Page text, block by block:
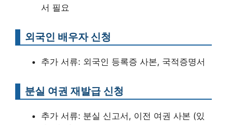
서 필요
외국인 배우자 신청
추가 서류: 외국인 등록증 사본, 국적증명서
분실 여권 재발급 신청
추가 서류: 분실 신고서, 이전 여권 사본 (있